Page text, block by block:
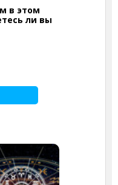
в этом
ли вы